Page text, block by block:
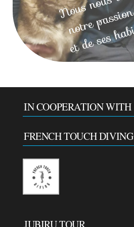
IN COOPERATION WITH
FRENCH TOUCH DIVING